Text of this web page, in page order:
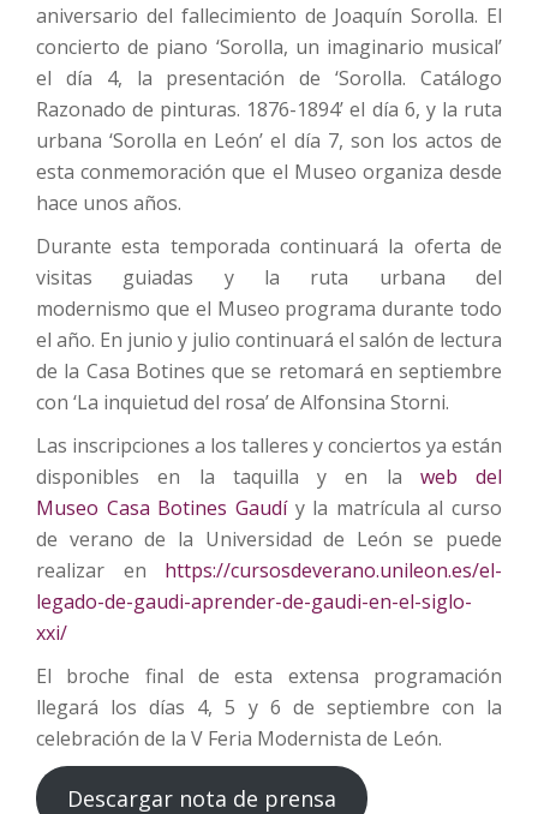
aniversario del fallecimiento de Joaquín Sorolla. El
concierto de piano ‘Sorolla, un imaginario musical’
el día 4, la presentación de ‘Sorolla. Catálogo
Razonado de pinturas. 1876-1894’ el día 6, y la ruta
urbana ‘Sorolla en León’ el día 7, son los actos de
esta conmemoración que el Museo organiza desde
hace unos años.
Durante esta temporada continuará la oferta de
visitas guiadas y la ruta urbana del
modernismo que el Museo programa durante todo
el año. En junio y julio continuará el salón de lectura
de la Casa Botines que se retomará en septiembre
con ‘La inquietud del rosa’ de Alfonsina Storni.
Las inscripciones a los talleres y conciertos ya están
disponibles en la taquilla y en la web del
Museo Casa Botines Gaudíy la matrícula al curso
de verano de la Universidad de León se puede
realizar en https://cursosdeverano.unileon.es/el-
legado-de-gaudi-aprender-de-gaudi-en-el-siglo-
xxi/
El broche final de esta extensa programación
llegará los días 4, 5 y 6 de septiembre con la
celebración de la V Feria Modernista de León.
Descargar nota de prensa